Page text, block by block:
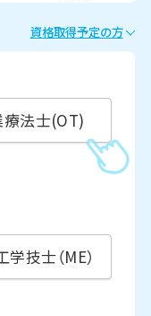
資格取得予定の方
法士(OT)
技士（ME）